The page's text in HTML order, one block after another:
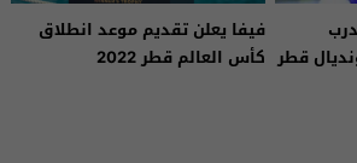
قطر
فيفا يعلن تقديم موعد انطلاق
كأس العالم قطر 2022